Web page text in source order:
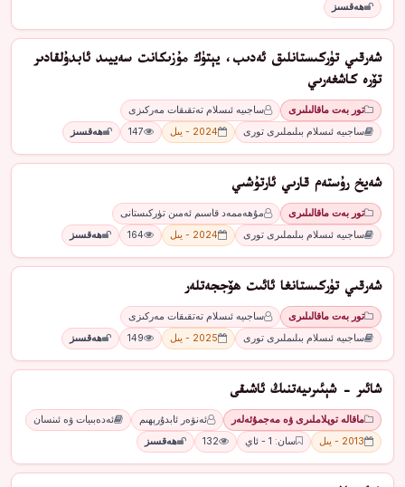
ھەقسىز
شەرقىي تۈركىستانلىق ئەدىب، يېتۈك مۇزىكانت سەييىد ئابدۇلقادىر
تۆرە كاشغەرىي
تور بەت ماقالىلىرى
ساجىيە ئىسلام تەتقىقات مەركىزى
ساجىيە ئىسلام بىلىملىرى تورى
2024 - يىل 147 ھەقسىز
شەيخ رۇستەم قارىي ئارتۇشىي
تور بەت ماقالىلىرى
مۇھەممەد قاسىم ئەمىن تۈركىستانى
ساجىيە ئىسلام بىلىملىرى تورى
2024 - يىل 164 ھەقسىز
شەرقىي تۈركىستانغا ئائىت ھۆججەتلەر
تور بەت ماقالىلىرى
ساجىيە ئىسلام تەتقىقات مەركىزى
ساجىيە ئىسلام بىلىملىرى تورى
2025 - يىل 149 ھەقسىز
شائىر - شېئىرىيەتنىڭ ئاشىقى
ماقالە توپلاملىرى ۋە مەجمۇئەلەر ئەنۋەر ئابدۇرېھىم
ئەدەبىيات ۋە ئىنسان
2013 - يىل
سان: 1 - ئاي 132 ھەقسىز